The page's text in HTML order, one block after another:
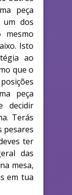
peça
um dos
Isto
ao
que o
peça
decidir
Terás
pesares
ter
das
mesa,
em tua